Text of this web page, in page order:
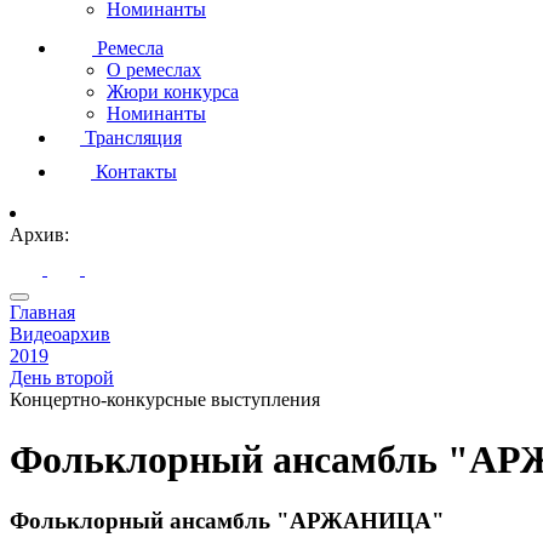
Номинанты
Ремесла
О ремеслах
Жюри конкурса
Номинанты
Трансляция
Контакты
Архив:
Главная
Видеоархив
2019
День второй
Концертно-конкурсные выступления
Фольклорный ансамбль
Фольклорный ансамбль "АРЖАНИЦА"